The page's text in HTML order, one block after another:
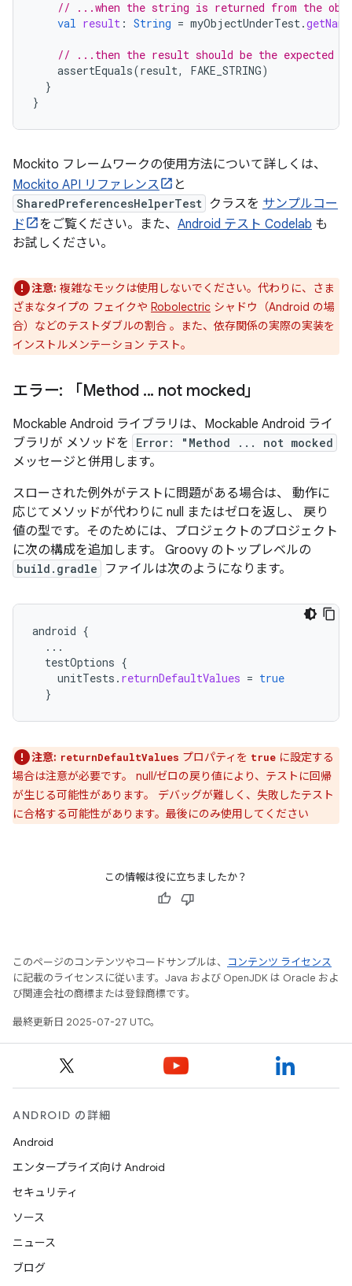
// ...when the string is returned from the
val result : String = myObjectUnderTest.getName
// ...then the result should be the expected
assertEquals(result, FAKE_STRING)
}
}
Mockito フレームワークの使用方法について詳しくは、
Mockito API リファレンス
と
SharedPreferencesHelperTest クラスを サンプルコー
ド
をご覧ください。また、 Android テスト Codelab も
お試しください。
注意: 複雑なモックは使用しないでください。代わりに、さま
ざまなタイプの フェイクや Robolectric シャドウ（Android の場
合）などのテストダブルの割合 。また、依存関係の実際の実装を
インストルメンテーション テスト。
エラー: 「Method ... not mocked」
Mockable Android ライブラリは、Mockable Android ライ
ブラリが メソッドを
Error: "Method ... not mocked
メッセージと併用します。
スローされた例外がテストに問題がある場合は、 動作に
応じてメソッドが代わりに null またはゼロを返し、 戻り
値の型です。そのためには、プロジェクトのプロジェクト
に次の構成を追加します。 Groovy のトップレベルの
build.gradle ファイルは次のようになります。
android {
...
testOptions {
unitTests . returnDefaultValues = true
}
注意: returnDefaultValues プロパティを true に設定する
場合は注意が必要です。 null/ゼロの戻り値により、テストに回帰
が生じる可能性があります。 デバッグが難しく、失敗したテスト
に合格する可能性があります。最後にのみ使用してください
この情報は役に立ちましたか？
このページのコンテンツやコードサンプルは、
コンテンツ ライセンス
に記載のライセンスに従います。Java および OpenJDK は Oracle およ
び関連会社の商標または登録商標です。
最終更新日 2025-07-27 UTC。
ANDROID の詳細
Android
エンタープライズ向け Android
セキュリティ
ソース
ニュース
ブログ